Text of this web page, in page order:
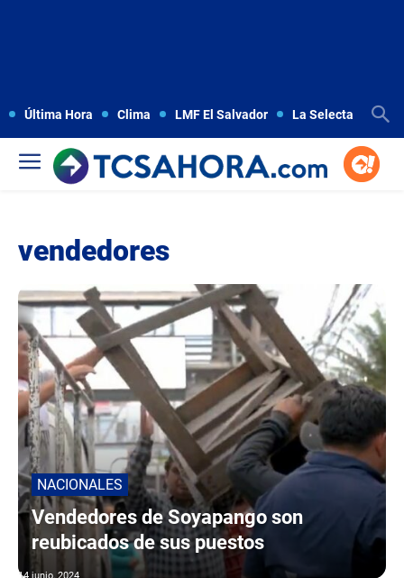
Última Hora Clima LMF El Salvador La Selecta
vendedores
NACIONALES
Vendedores de Soyapango son
reubicados de sus puestos
14 junio, 2024